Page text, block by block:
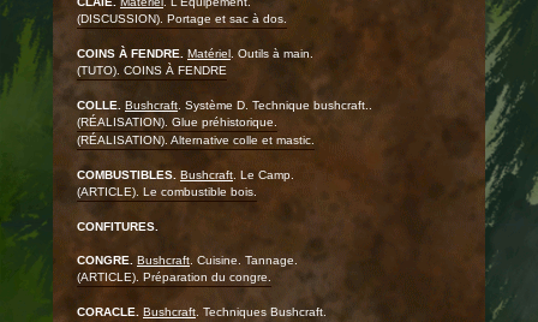
(DISCUSSION). Portage et sac à dos.
COINS À FENDRE. Matériel . Outils à main.
(TUTO). COINS À FENDRE
COLLE. Bushcraft . Système D. Technique bushcraft..
(RÉALISATION). Glue préhistorique.
(RÉALISATION). Alternative colle et mastic.
COMBUSTIBLES. Bushcraft . Le Camp.
(ARTICLE). Le combustible bois.
CONFITURES.
CONGRE. Bushcraft . Cuisine. Tannage.
(ARTICLE). Préparation du congre.
CORACLE. Bushcraft . Techniques Bushcraft.